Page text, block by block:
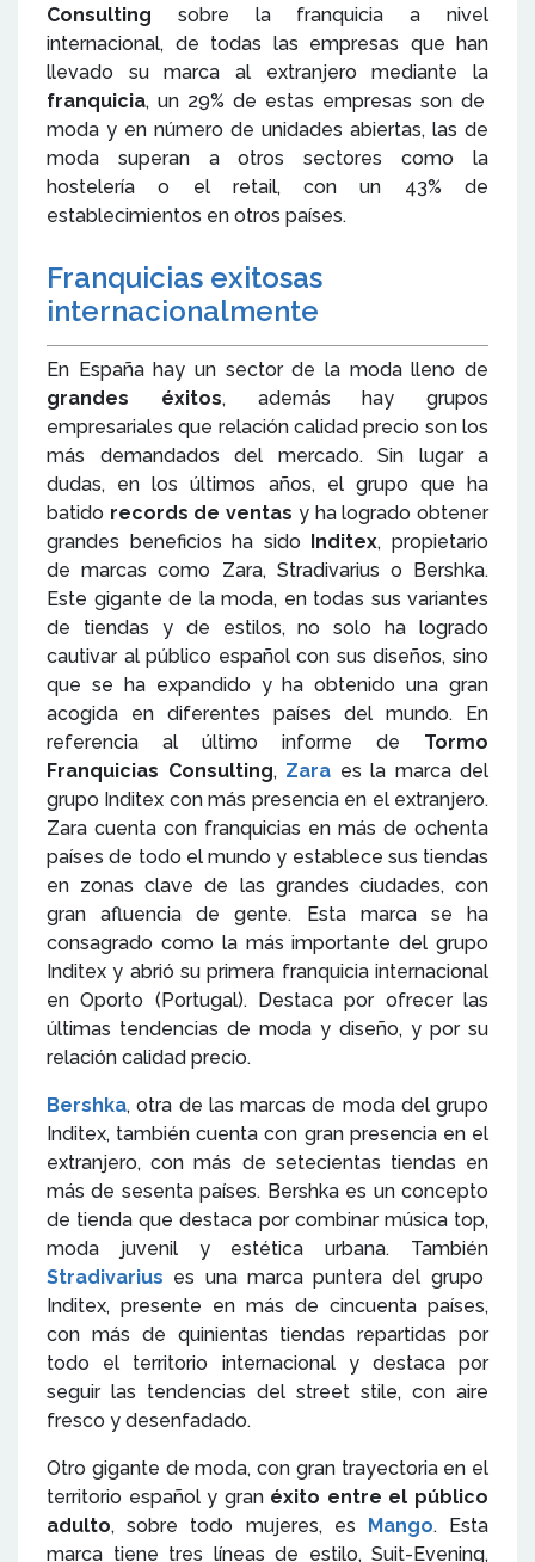
Consulting sobre la franquicia a nivel
internacional, de todas las empresas que han
llevado su marca al extranjero mediante la
franquicia, un 29% de estas empresas son de
moda y en número de unidades abiertas, las de
moda superan a otros sectores como la
hostelería o el retail, con un 43% de
establecimientos en otros países.
Franquicias exitosas
internacionalmente
En España hay un sector de la moda lleno de
grandes éxitos, además hay grupos
empresariales que relación calidad precio son los
más demandados del mercado. Sin lugar a
dudas, en los últimos años, el grupo que ha
batido records de ventas y ha logrado obtener
grandes beneficios ha sido Inditex, propietario
de marcas como Zara, Stradivarius o Bershka.
Este gigante de la moda, en todas sus variantes
de tiendas y de estilos, no solo ha logrado
cautivar al público español con sus diseños, sino
que se ha expandido y ha obtenido una gran
acogida en diferentes países del mundo. En
referencia al último informe de Tormo
Franquicias Consulting, Zara es la marca del
grupo Inditex con más presencia en el extranjero.
Zara cuenta con franquicias en más de ochenta
países de todo el mundo y establece sus tiendas
en zonas clave de las grandes ciudades, con
gran afluencia de gente. Esta marca se ha
consagrado como la más importante del grupo
Inditex y abrió su primera franquicia internacional
en Oporto (Portugal). Destaca por ofrecer las
últimas tendencias de moda y diseño, y por su
relación calidad precio.
Bershka, otra de las marcas de moda del grupo
Inditex, también cuenta con gran presencia en el
extranjero, con más de setecientas tiendas en
más de sesenta países. Bershka es un concepto
de tienda que destaca por combinar música top,
moda juvenil y estética urbana. También
Stradivarius es una marca puntera del grupo
Inditex, presente en más de cincuenta países,
con más de quinientas tiendas repartidas por
todo el territorio internacional y destaca por
seguir las tendencias del street stile, con aire
fresco y desenfadado.
Otro gigante de moda, con gran trayectoria en el
territorio español y gran éxito entre el público
adulto, sobre todo mujeres, es Mango. Esta
marca tiene tres líneas de estilo, Suit-Evening,